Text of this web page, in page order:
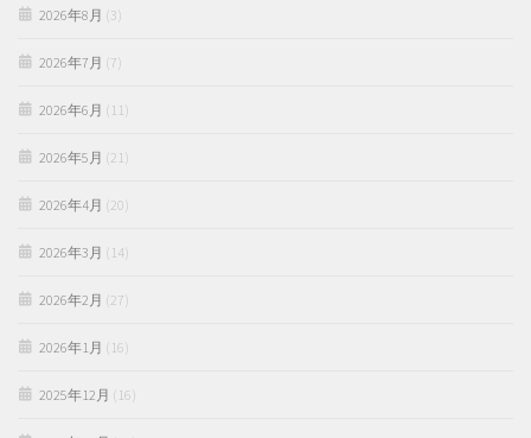
2026年8月 (3)
2026年7月 (7)
2026年6月 (11)
2026年5月 (21)
2026年4月 (20)
2026年3月 (14)
2026年2月 (27)
2026年1月 (16)
2025年12月 (16)